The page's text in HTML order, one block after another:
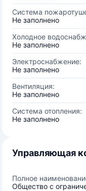
Система
Не заполнено
Холодное
Не заполнено
Электроснабжение:
Не заполнено
Вентиляция:
Не заполнено
Система отопления:
Не заполнено
Управляющая
Полное
Общество с